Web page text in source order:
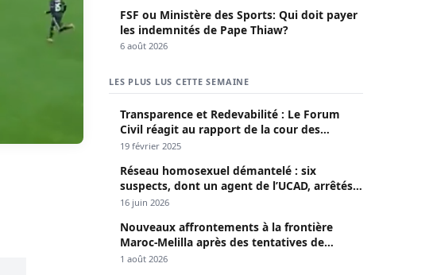
FSF ou Ministère des Sports: Qui doit payer
les indemnités de Pape Thiaw?
6 août 2026
LES PLUS LUS CETTE SEMAINE
Transparence et Redevabilité : Le Forum
Civil réagit au rapport de la cour des
comptes
19 février 2025
Réseau homosexuel démantelé : six
suspects, dont un agent de l’UCAD, arrêtés à
Keur Massar ; l’un avoue avoir propagé le
16 juin 2026
Nouveaux affrontements à la frontière
Maroc-Melilla après des tentatives de
passage
1 août 2026